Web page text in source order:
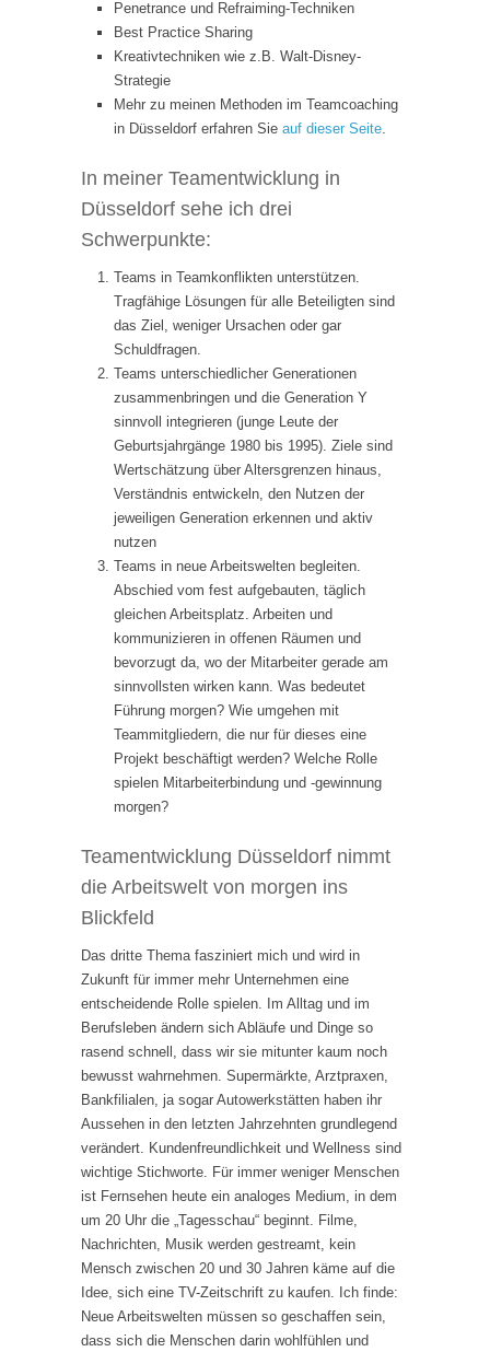
Penetrance und Refraiming-Techniken
Best Practice Sharing
Kreativtechniken wie z.B. Walt-Disney-
Strategie
Mehr zu meinen Methoden im Teamcoaching
in Düsseldorf erfahren Sie auf dieser Seite.
In meiner Teamentwicklung in
Düsseldorf sehe ich drei
Schwerpunkte:
Teams in Teamkonflikten unterstützen.
Tragfähige Lösungen für alle Beteiligten sind
das Ziel, weniger Ursachen oder gar
Schuldfragen.
Teams unterschiedlicher Generationen
zusammenbringen und die Generation Y
sinnvoll integrieren (junge Leute der
Geburtsjahrgänge 1980 bis 1995). Ziele sind
Wertschätzung über Altersgrenzen hinaus,
Verständnis entwickeln, den Nutzen der
jeweiligen Generation erkennen und aktiv
nutzen
Teams in neue Arbeitswelten begleiten.
Abschied vom fest aufgebauten, täglich
gleichen Arbeitsplatz. Arbeiten und
kommunizieren in offenen Räumen und
bevorzugt da, wo der Mitarbeiter gerade am
sinnvollsten wirken kann. Was bedeutet
Führung morgen? Wie umgehen mit
Teammitgliedern, die nur für dieses eine
Projekt beschäftigt werden? Welche Rolle
spielen Mitarbeiterbindung und -gewinnung
morgen?
Teamentwicklung Düsseldorf nimmt
die Arbeitswelt von morgen ins
Blickfeld
Das dritte Thema fasziniert mich und wird in
Zukunft für immer mehr Unternehmen eine
entscheidende Rolle spielen. Im Alltag und im
Berufsleben ändern sich Abläufe und Dinge so
rasend schnell, dass wir sie mitunter kaum noch
bewusst wahrnehmen. Supermärkte, Arztpraxen,
Bankfilialen, ja sogar Autowerkstätten haben ihr
Aussehen in den letzten Jahrzehnten grundlegend
verändert. Kundenfreundlichkeit und Wellness sind
wichtige Stichworte. Für immer weniger Menschen
ist Fernsehen heute ein analoges Medium, in dem
um 20 Uhr die „Tagesschau“ beginnt. Filme,
Nachrichten, Musik werden gestreamt, kein
Mensch zwischen 20 und 30 Jahren käme auf die
Idee, sich eine TV-Zeitschrift zu kaufen. Ich finde:
Neue Arbeitswelten müssen so geschaffen sein,
dass sich die Menschen darin wohlfühlen und